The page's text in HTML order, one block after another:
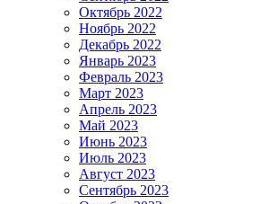
Октябрь 2022
Ноябрь 2022
Декабрь 2022
Январь 2023
Февраль 2023
Март 2023
Апрель 2023
Май 2023
Июнь 2023
Июль 2023
Август 2023
Сентябрь 2023